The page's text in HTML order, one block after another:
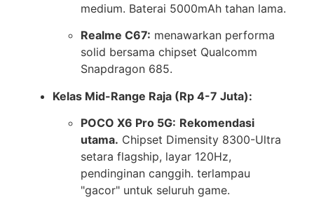
medium. Baterai 5000mAh tahan lama.
Realme C67: menawarkan performa
solid bersama chipset Qualcomm
Snapdragon 685.
Kelas Mid-Range Raja (Rp 4-7 Juta):
POCO X6 Pro 5G: Rekomendasi
utama. Chipset Dimensity 8300-Ultra
setara flagship, layar 120Hz,
pendinginan canggih. terlampau
"gacor" untuk seluruh game.